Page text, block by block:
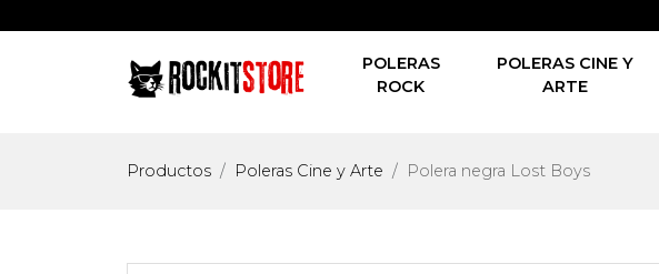
POLERAS
ROCK
POLERAS CINE Y
ARTE
Productos Poleras Cine y Arte Polera negra Lost Boys